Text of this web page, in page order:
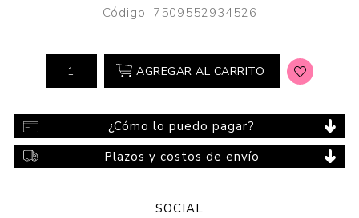
Código: 7509552934526
AGREGAR AL CARRITO
¿Cómo lo puedo pagar?
Plazos y costos de envío
SOCIAL